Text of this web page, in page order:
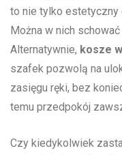
to nie tylko⁣ estetyczny
⁣Można‌ w nich
Alternatywnie, kosze
szafek pozwolą na
zasięgu ręki, bez
temu ⁤przedpokój
Czy kiedykolwiek